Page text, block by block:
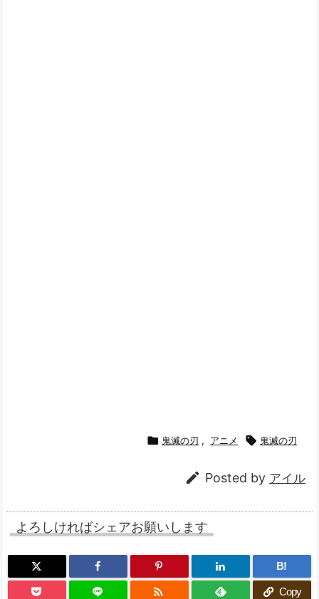
 鬼滅の刃 , アニメ  鬼滅の刃
 Posted by アイル
よろしければシェアお願いします
B!
 Copy